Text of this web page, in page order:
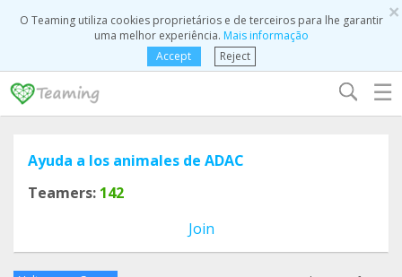
×
O Teaming utiliza cookies proprietários e de terceiros para lhe garantir
uma melhor experiência. Mais informação
Accept
Reject
☰
Ayuda a los animales de ADAC
Teamers: 142
Join